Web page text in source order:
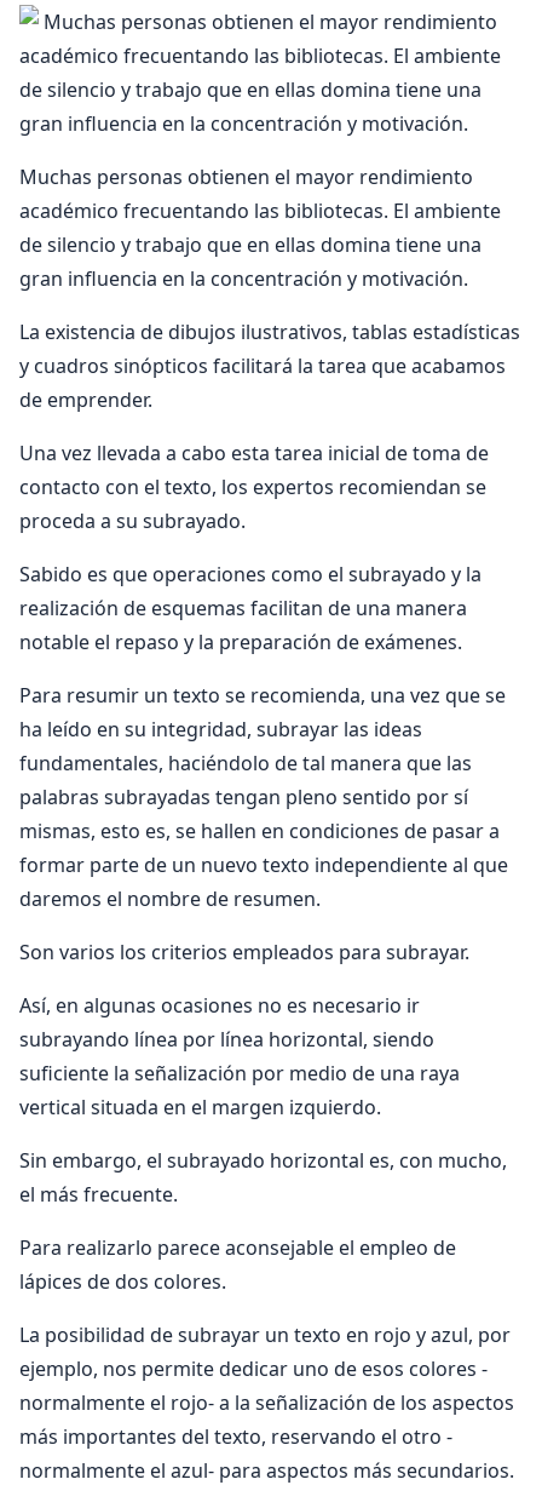
Muchas personas obtienen el mayor rendimiento
académico frecuentando las bibliotecas. El ambiente
de silencio y trabajo que en ellas domina tiene una
gran influencia en la concentración y motivación.
La existencia de dibujos ilustrativos, tablas estadísticas
y cuadros sinópticos facilitará la tarea que acabamos
de emprender.
Una vez llevada a cabo esta tarea inicial de toma de
contacto con el texto, los expertos recomiendan se
proceda a su subrayado.
Sabido es que operaciones como el subrayado y la
realización de esquemas facilitan de una manera
notable el repaso y la preparación de exámenes.
Para resumir un texto se recomienda, una vez que se
ha leído en su integridad, subrayar las ideas
fundamentales, haciéndolo de tal manera que las
palabras subrayadas tengan pleno sentido por sí
mismas, esto es, se hallen en condiciones de pasar a
formar parte de un nuevo texto independiente al que
daremos el nombre de resumen.
Son varios los criterios empleados para subrayar.
Así, en algunas ocasiones no es necesario ir
subrayando línea por línea horizontal, siendo
suficiente la señalización por medio de una raya
vertical situada en el margen izquierdo.
Sin embargo, el subrayado horizontal es, con mucho,
el más frecuente.
Para realizarlo parece aconsejable el empleo de
lápices de dos colores.
La posibilidad de subrayar un texto en rojo y azul, por
ejemplo, nos permite dedicar uno de esos colores -
normalmente el rojo- a la señalización de los aspectos
más importantes del texto, reservando el otro -
normalmente el azul- para aspectos más secundarios.